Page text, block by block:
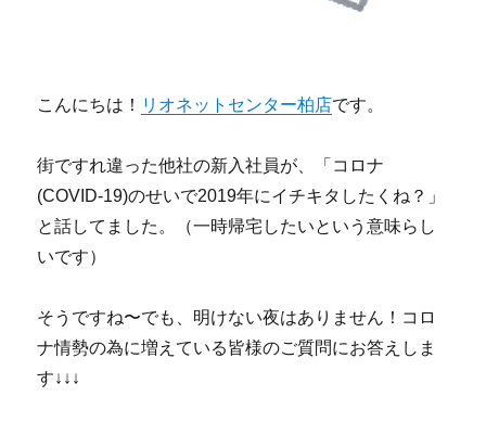
こんにちは！ リオネットセンター柏店です。
街ですれ違った他社の新入社員が、「コロナ
(COVID-19)のせいで2019年にイチキタしたくね？」
と話してました。（一時帰宅したいという意味らし
いです）
そうですね〜でも、明けない夜はありません！コロ
ナ情勢の為に増えている皆様のご質問にお答えしま
す↓↓↓